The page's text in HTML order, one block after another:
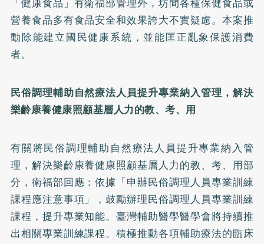
營養食品多有食品安全和效果誇大不實疑慮。本案推
動除能建立國民健康系統，並能匡正亂象保護消費
者。
民俗調理輔助自然療法人員提升專業納入管理，解決
樂齡康養健康照顧基層人力的教、考、用
有關將民俗調理輔助自然療法人員提升專業納入管
理，解決樂齡康養健康照顧基層人力的教、考、用部
分，衛福部回應：依據「申辦民俗調理人員專業訓練
課程應注意事項」，鼓勵辦理民俗調理人員專業訓練
課程，提升專業知能。臺灣輔助醫學醫學會將持續推
出相關專業訓練課程。積極推動各項輔助療法的臨床